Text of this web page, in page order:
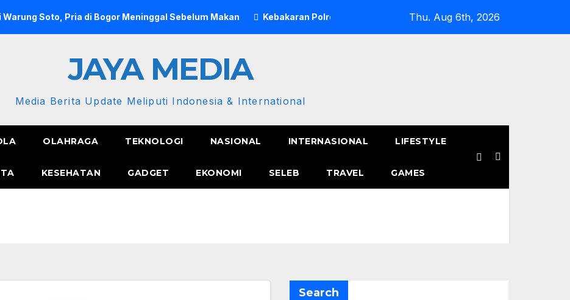
Soto, Pria di Bogor Meninggal Sebelum Makan Kebakaran Polres Metro Jakarta Barat Hebohkan Pagi Hari, Ini Fakta
Thu. Aug 6th, 2026
JAYA MEDIA
Media Berita Update Meliputi Indonesia & International
OLAHRAGA TEKNOLOGI NASIONAL INTERNASIONAL LIFESTYLE
KESEHATAN GADGET EKONOMI SELEB TRAVEL GAMES
Search